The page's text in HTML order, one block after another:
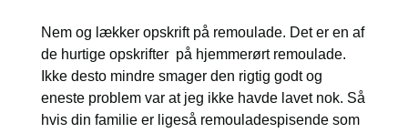
Nem og lækker opskrift på remoulade. Det er en af
de hurtige opskrifter på hjemmerørt remoulade.
Ikke desto mindre smager den rigtig godt og
eneste problem var at jeg ikke havde lavet nok. Så
hvis din familie er ligeså remouladespisende som